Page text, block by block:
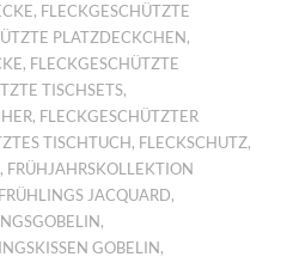
, FLECKGESCHÜTZTE
PLATZDECKCHEN ,
, FLECKGESCHÜTZTE
TISCHSETS,
, FLECKGESCHÜTZTER
TISCHTUCH , FLECKSCHUTZ,
, FRÜHJAHRSKOLLEKTION
FRÜHLINGS JACQUARD,
,
GOBELIN ,